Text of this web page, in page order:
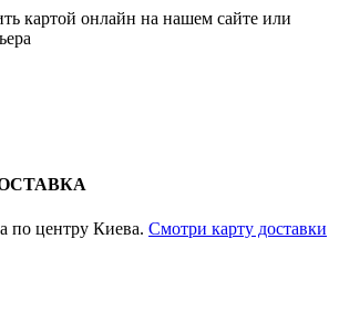
картой онлайн на нашем сайте или
по центру Киева. Смотри карту доставки